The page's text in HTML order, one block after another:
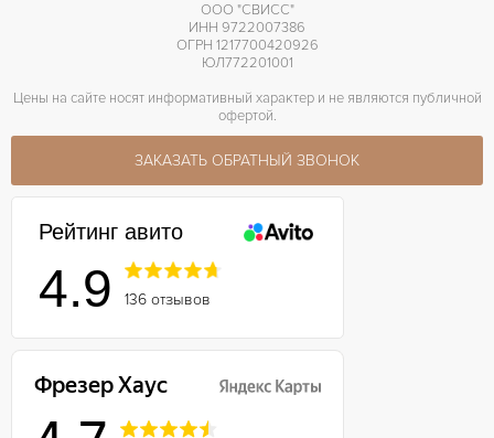
ООО "СВИСС"
ИНН 9722007386
ОГРН 1217700420926
ЮЛ772201001
Цены на сайте носят информативный характер и не являются публичной
офертой.
ЗАКАЗАТЬ ОБРАТНЫЙ ЗВОНОК
Рейтинг авито
4.9 136 отзывов